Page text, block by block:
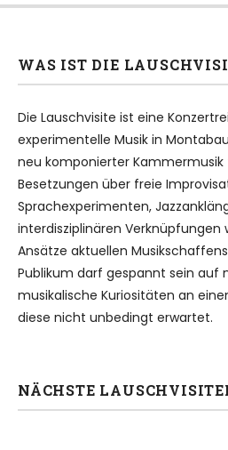
WAS IST DIE
Die Lauschvisite ist eine
experimentelle Musik in
neu komponierter
Besetzungen über freie
Sprachexperimenten,
interdisziplinären Verknüpfungen
Ansätze aktuellen
Publikum darf gespannt sein auf
musikalische Kuriositäten an
diese nicht unbedingt erwartet.
NÄCHSTE